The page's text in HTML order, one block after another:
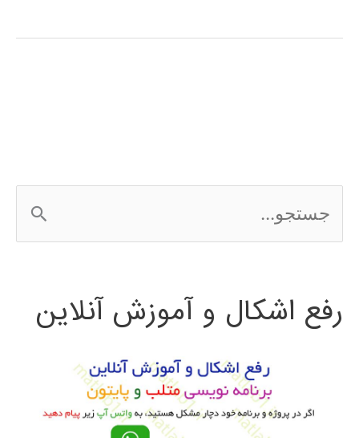
فارسی
س
ج
رفع اشکال و آموزش آنلاین